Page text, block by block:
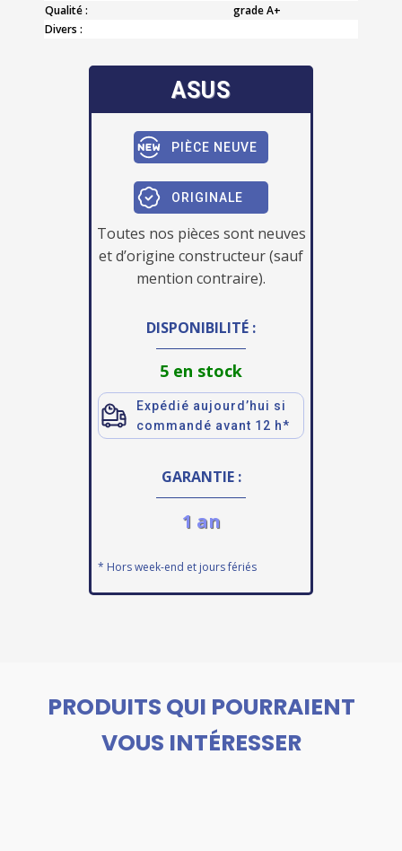
Qualité :
grade A+
Divers :
ASUS
PIÈCE NEUVE
ORIGINALE
Toutes nos pièces sont neuves
et d’origine constructeur (sauf
mention contraire).
DISPONIBILITÉ :
5 en stock
Expédié aujourd’hui si
commandé avant 12 h*
GARANTIE :
1 an
* Hors week-end et jours fériés
PRODUITS QUI POURRAIENT
VOUS INTÉRESSER